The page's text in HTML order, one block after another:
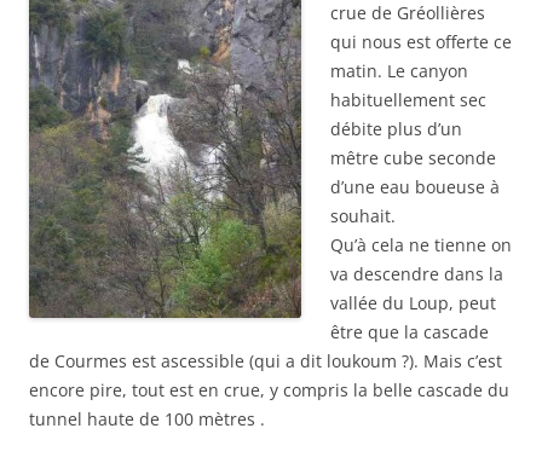
crue de Gréollières
qui nous est offerte ce
matin. Le canyon
habituellement sec
débite plus d’un
mêtre cube seconde
d’une eau boueuse à
souhait.
Qu’à cela ne tienne on
va descendre dans la
vallée du Loup, peut
être que la cascade
de Courmes est ascessible (qui a dit loukoum ?). Mais c’est
encore pire, tout est en crue, y compris la belle cascade du
tunnel haute de 100 mètres .